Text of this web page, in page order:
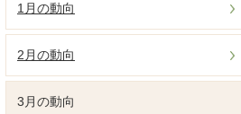
1月の動向
2月の動向
3月の動向